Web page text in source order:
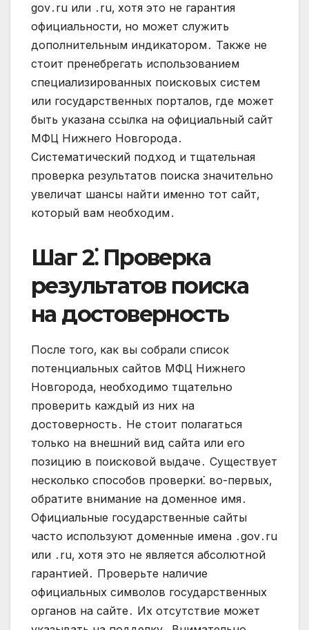
gov․ru или ․ru‚ хотя это не гарантия
официальности‚ но может служить
дополнительным индикатором․ Также не
стоит пренебрегать использованием
специализированных поисковых систем
или государственных порталов‚ где может
быть указана ссылка на официальный сайт
МФЦ Нижнего Новгорода․
Систематический подход и тщательная
проверка результатов поиска значительно
увеличат шансы найти именно тот сайт‚
который вам необходим․
Шаг 2⁚ Проверка
результатов поиска
на достоверность
После того‚ как вы собрали список
потенциальных сайтов МФЦ Нижнего
Новгорода‚ необходимо тщательно
проверить каждый из них на
достоверность․ Не стоит полагаться
только на внешний вид сайта или его
позицию в поисковой выдаче․ Существует
несколько способов проверки⁚ во-первых‚
обратите внимание на доменное имя․
Официальные государственные сайты
часто используют доменные имена ․gov․ru
или ․ru‚ хотя это не является абсолютной
гарантией․ Проверьте наличие
официальных символов государственных
органов на сайте․ Их отсутствие может